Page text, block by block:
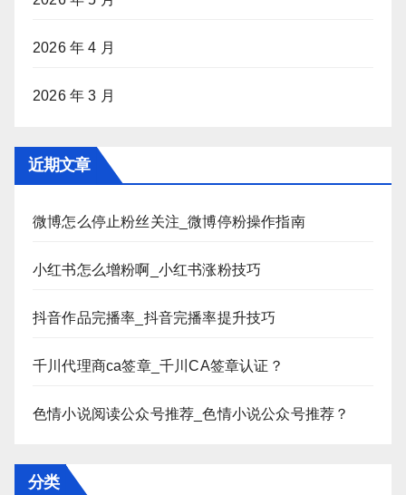
2026 年 4 月
2026 年 3 月
近期文章
微博怎么停止粉丝关注_微博停粉操作指南
小红书怎么增粉啊_小红书涨粉技巧
抖音作品完播率_抖音完播率提升技巧
千川代理商ca签章_千川CA签章认证？
色情小说阅读公众号推荐_色情小说公众号推荐？
分类